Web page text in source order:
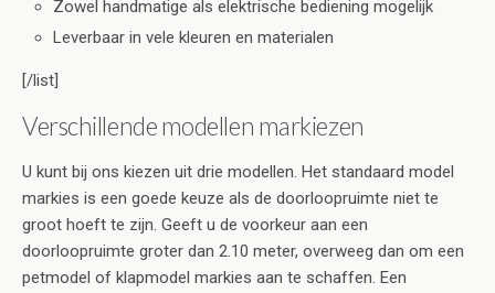
Zowel handmatige als elektrische bediening mogelijk
Leverbaar in vele kleuren en materialen
[/list]
Verschillende modellen markiezen
U kunt bij ons kiezen uit drie modellen. Het standaard model
markies is een goede keuze als de doorloopruimte niet te
groot hoeft te zijn. Geeft u de voorkeur aan een
doorloopruimte groter dan 2.10 meter, overweeg dan om een
petmodel of klapmodel markies aan te schaffen. Een